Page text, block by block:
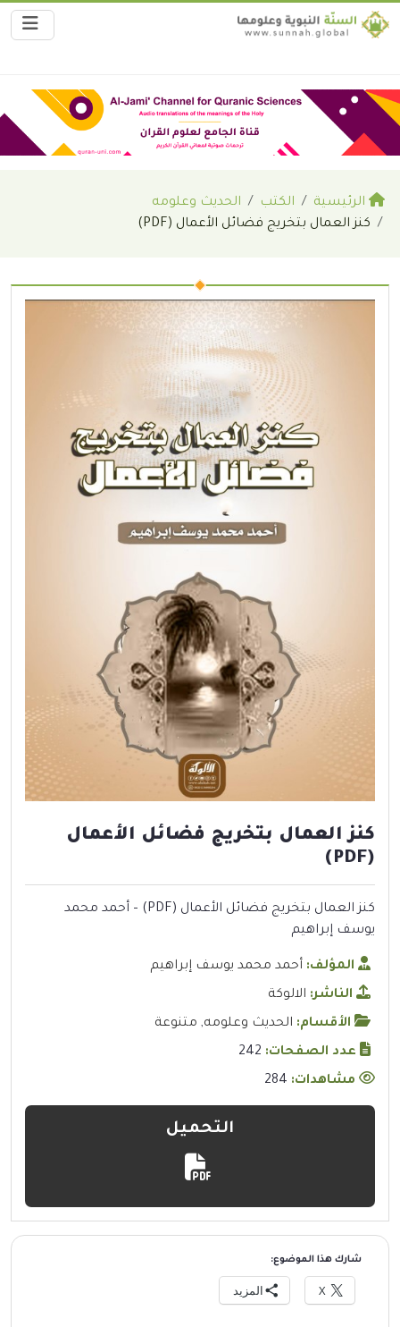
الرئيسية الكتب
الحديث وعلومه
كنز العمال بتخريج فضائل الأعمال (PDF)
كنز العمال بتخريج فضائل الأعمال
(PDF)
كنز العمال بتخريج فضائل الأعمال (PDF) – أحمد محمد
يوسف إبراهيم
المؤلف: أحمد محمد يوسف إبراهيم
الناشر: الالوكة
الأقسام: الحديث وعلومه, متنوعة
عدد الصفحات: 242
مشاهدات:
التحميل
شارك هذا الموضوع:
X المزيد